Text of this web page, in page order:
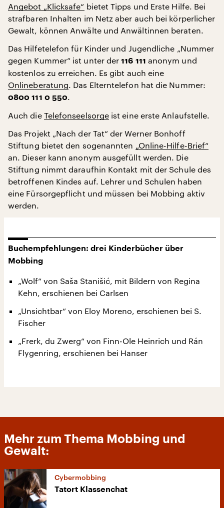
Angebot „Klicksafe“ bietet Tipps und Erste Hilfe. Bei
strafbaren Inhalten im Netz aber auch bei körperlicher
Gewalt, können Anwälte und Anwältinnen beraten.
Das Hilfetelefon für Kinder und Jugendliche „Nummer
gegen Kummer“ ist unter der116 111 anonym und
kostenlos zu erreichen. Es gibt auch eine
Onlineberatung. Das Elterntelefon hat die Nummer:
0800 111 0 550.
Auch die Telefonseelsorge ist eine erste Anlaufstelle.
Das Projekt „Nach der Tat“ der Werner Bonhoff
Stiftung bietet den sogenannten „Online-Hilfe-Brief“
an. Dieser kann anonym ausgefüllt werden. Die
Stiftung nimmt daraufhin Kontakt mit der Schule des
betroffenen Kindes auf. Lehrer und Schulen haben
eine Fürsorgepflicht und müssen bei Mobbing aktiv
werden.
Buchempfehlungen: drei Kinderbücher über
Mobbing
„Wolf“ von Saša Stanišić, mit Bildern von Regina
Kehn, erschienen bei Carlsen
„Unsichtbar“ von Eloy Moreno, erschienen bei S.
Fischer
„Frerk, du Zwerg“ von Finn-Ole Heinrich und Rán
Flygenring, erschienen bei Hanser
Mehr zum Thema Mobbing und
Gewalt:
Cybermobbing
Tatort Klassenchat